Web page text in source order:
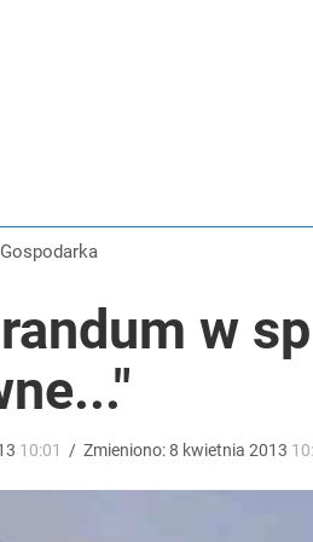
restauratorzy manipulują cenami
Gospodarka
w
10:01 / Zmieniono:8 kwietnia 2013